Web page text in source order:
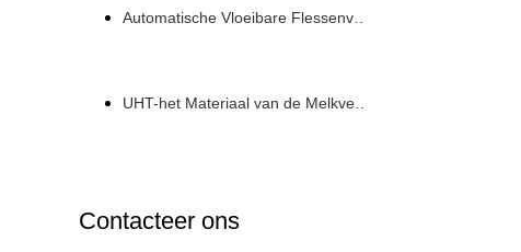
Automatische Vloeibare Flessenvullenmachine
UHT-het Materiaal van de Melkverwerking
Contacteer ons